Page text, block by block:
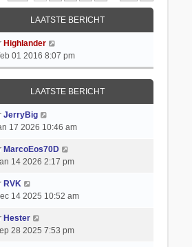
LAATSTE BERICHT
Highlander
01 2016 8:07 pm
LAATSTE BERICHT
JerryBig
17 2026 10:46 am
MarcoEos70D
14 2026 2:17 pm
RVK
14 2025 10:52 am
Hester
28 2025 7:53 pm